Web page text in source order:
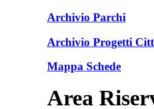
Archivio Parchi
Archivio Progetti
Mappa Schede
Area